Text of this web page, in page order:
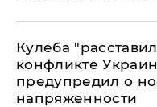
Кулеба
конфликте
предупредил о
напряженности